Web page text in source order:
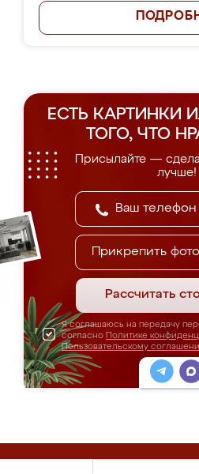
ЕСТЬ КАРТИНКИ
ТОГО, ЧТО
Присылайте —
лучше!
Прикрепить фото
Рассчитать
Я соглашаюсь на передачу
согласно Политике
Пользовательскому